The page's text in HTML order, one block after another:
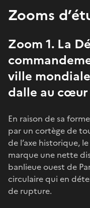
Zooms
Zoom 1. La
ville
dalle au
En raison de sa
par un cortège de
de l’axe historique,
marque une nette
banlieue ouest de
circulaire qui en
de rupture.